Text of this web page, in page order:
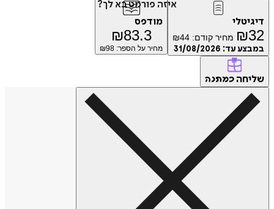
איזה פורמט בא לך?
דיגיטלי
₪32 מחיר קודם: ₪44
במבצע עד: 31/08/2026
מודפס
₪83.3
מחיר על הספר: ₪ 98
שליחה כמתנה